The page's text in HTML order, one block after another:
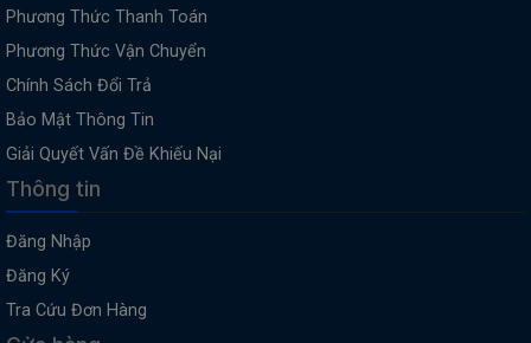
Phương Thức Thanh Toán
Phương Thức Vận Chuyển
Chính Sách Đổi Trả
Bảo Mật Thông Tin
Giải Quyết Vấn Đề Khiếu Nại
Thông tin
Đăng Nhập
Đăng Ký
Tra Cứu Đơn Hàng